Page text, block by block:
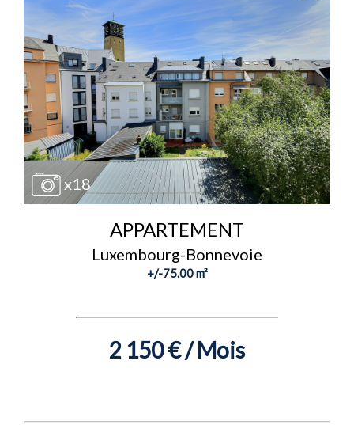
x18
APPARTEMENT
Luxembourg-Bonnevoie
+/-75.00 m²
2 150 € / Mois